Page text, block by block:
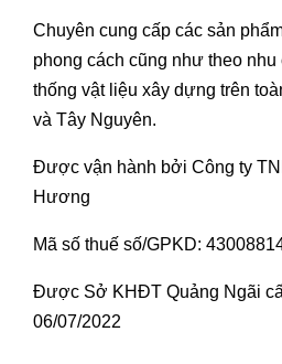
Chuyên cung cấp các sản
phong cách cũng như theo nhu
thống vật liệu xây dựng trên
và Tây Nguyên.
Được vận hành bởi Công ty
Hương
Mã số thuế số/GPKD:
Được Sở KHĐT Quảng Ngãi
06/07/2022